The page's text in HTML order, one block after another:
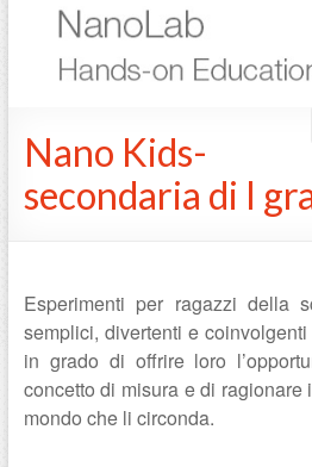
Nano Kids-
secondaria di I
Esperimenti per ragazzi della
semplici, divertenti e
in grado di offrire loro
concetto di misura e di ragionare
mondo che li circonda.